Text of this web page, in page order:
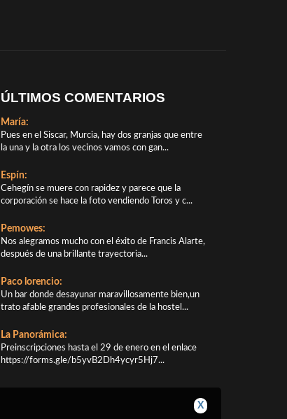
ÚLTIMOS COMENTARIOS
María:
Pues en el Siscar, Murcia, hay dos granjas que entre
la una y la otra los vecinos vamos con gan...
Espín:
Cehegín se muere con rapidez y parece que la
corporación se hace la foto vendiendo Toros y c...
Pemowes:
Nos alegramos mucho con el éxito de Francis Alarte,
después de una brillante trayectoria...
Paco lorencio:
Un bar donde desayunar maravillosamente bien,un
trato afable grandes profesionales de la hostel...
La Panorámica:
Preinscripciones hasta el 29 de enero en el enlace
https://forms.gle/b5yvB2Dh4ycyr5Hj7...
X